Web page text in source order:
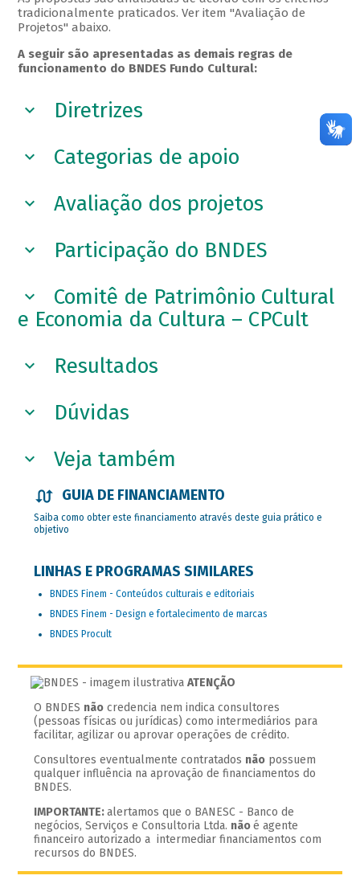
tradicionalmente praticados. Ver item "Avaliação de
Projetos" abaixo.
A seguir são apresentadas as demais regras de
funcionamento do BNDES Fundo Cultural:
Diretrizes
Categorias de apoio
Avaliação dos projetos
Participação do BNDES
Comitê de Patrimônio Cultural
e Economia da Cultura – CPCult
Resultados
Dúvidas
Veja também
GUIA DE FINANCIAMENTO
Saiba como obter este financiamento através deste guia prático e
objetivo
LINHAS E PROGRAMAS SIMILARES
BNDES Finem - Conteúdos culturais e editoriais
BNDES Finem - Design e fortalecimento de marcas
BNDES Procult
ATENÇÃO
O BNDES não credencia nem indica consultores
(pessoas físicas ou jurídicas) como intermediários para
facilitar, agilizar ou aprovar operações de crédito.
Consultores eventualmente contratados não possuem
qualquer influência na aprovação de financiamentos do
BNDES.
IMPORTANTE:alertamos que o BANESC - Banco de
negócios, Serviços e Consultoria Ltda. nãoé agente
financeiro autorizado a intermediar financiamentos com
recursos do BNDES.